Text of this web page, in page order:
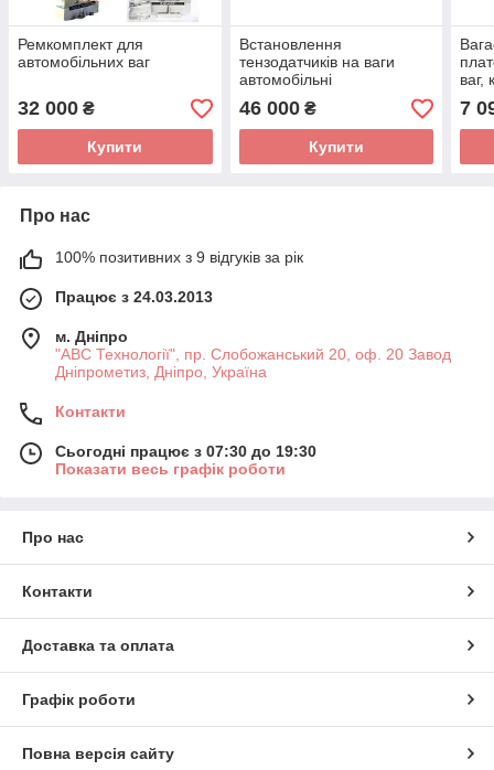
Ремкомплект для
автомобільних ваг
32 000 ₴
Купити
Встановлення
тензодатчиків на ваги
автомобільні
46 000₴
Купити
ваг,
500
7
Про нас
100% позитивних з 9 відгуків за рік
Працює з 24.03.2013
м. Дніпро
"АВС Технології", пр. Слобожанський 20, оф. 20 Завод
Дніпрометиз, Дніпро, Україна
Контакти
Сьогодні працює з 07:30 до 19:30
Показати весь графік роботи
Про нас
Контакти
Доставка та оплата
Графік роботи
Повна версія сайту